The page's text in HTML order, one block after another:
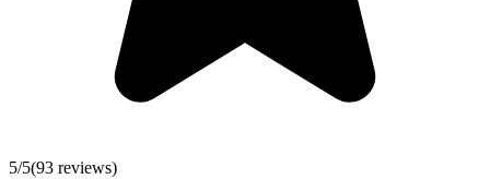
5/5(93 reviews)